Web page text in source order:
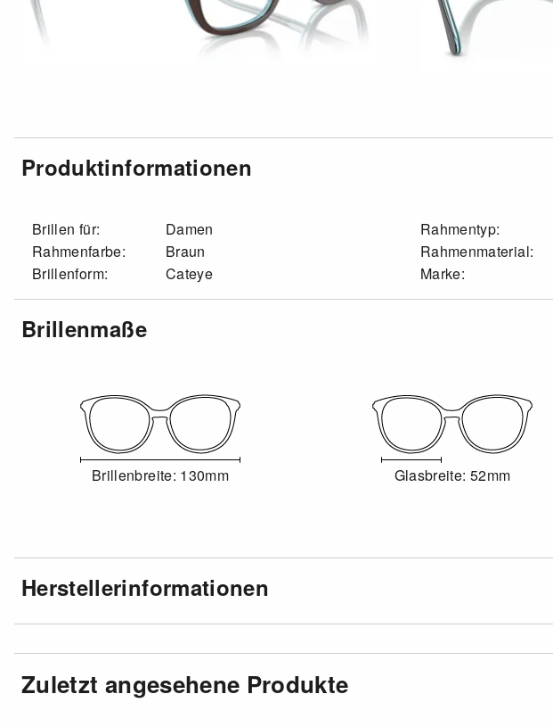
Produktinformationen
Brillen für:
Damen
Rahmenfarbe:
Braun
Brillenform:
Cateye
Rahmentyp:
Rahmenmaterial:
Marke:
Brillenmaße
Brillenbreite: 130mm Glasbreite: 52mm
Herstellerinformationen
Zuletzt angesehene Produkte